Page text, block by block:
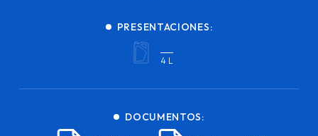
PRESENTACIONES:
4 L
DOCUMENTOS: